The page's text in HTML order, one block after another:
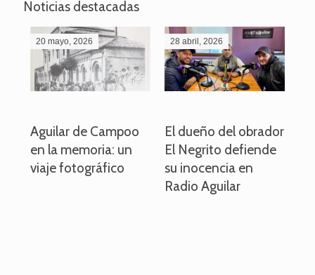
Noticias destacadas
20 mayo, 2026
Aguilar de Campoo
en la memoria: un
viaje fotográfico
28 abril, 2026
El dueño del obrador
El Negrito defiende
su inocencia en
Radio Aguilar